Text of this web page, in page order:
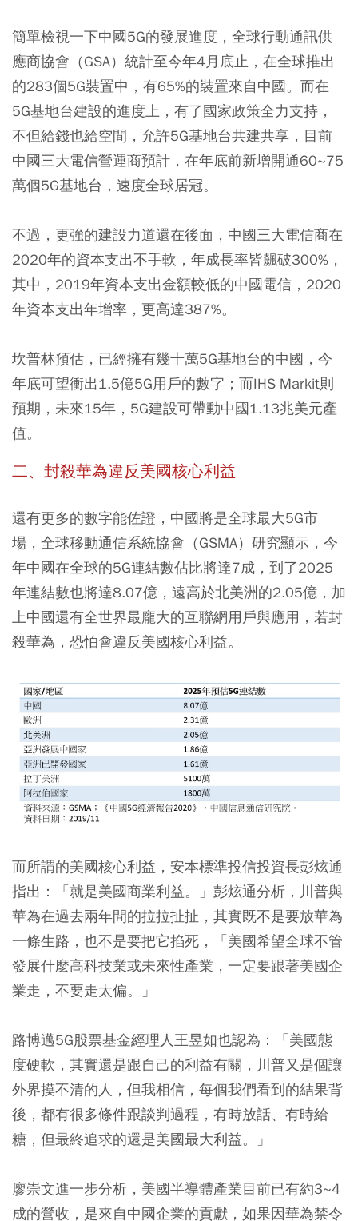
簡單檢視一下中國5G的發展進度， 全球行動通訊供
應商協會（GSA）統計至今年4月底止，在全球推出
的283個5G裝置中，有65%的裝置來自中國。而在
5G基地台建設的進度上，有了國家政策全力支持，
不但給錢也給空間，允許5G基地台共建共享，目前
中國三大電信營運商預計，在年底前新增開通60~75
萬個5G基地台，速度全球居冠。
不過，更強的建設力道還在後面， 中國三大電信商在
2020年的資本支出不手軟，年成長率皆飆破300% ，
其中，2019年資本支出金額較低的中國電信，2020
年資本支出年增率，更高達387%。
坎普林預估，已經擁有幾十萬5G基地台的中國，今
年底可望衝出1.5億5G用戶的數字；而IHS Markit則
預期，未來15年，5G建設可帶動中國1.13兆美元產
值。
二、封殺華為違反美國核心利益
還有更多的數字能佐證，中國將是全球最大5G市
場，全球移動通信系統協會（GSMA）研究顯示， 今
年中國在全球的5G連結數佔比將達7成，到了2025
年連結數也將達8.07億，遠高於北美洲的2.05億 ，加
上中國還有全世界最龐大的互聯網用戶與應用，若封
殺華為，恐怕會違反美國核心利益。
而所謂的美國核心利益，安本標準投信投資長彭炫通
指出：「就是美國商業利益。」彭炫通分析，川普與
華為在過去兩年間的拉拉扯扯，其實既不是要放華為
一條生路，也不是要把它掐死，「美國希望全球不管
發展什麼高科技業或未來性產業，一定要跟著美國企
業走 ，不要走太偏。」
路博邁5G股票基金經理人王昱如也認為：「美國態
度硬軟，其實還是跟自己的利益有關，川普又是個讓
外界摸不清的人，但我相信，每個我們看到的結果背
後，都有很多條件跟談判過程，有時放話、有時給
糖，但最終追求的還是美國最大利益。」
廖崇文進一步分析， 美國半導體產業目前已有約3~4
成的營收，是來自中國企業的貢獻 ，如果因華為禁令